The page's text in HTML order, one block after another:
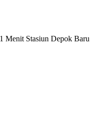
Menit Stasiun Depok Baru